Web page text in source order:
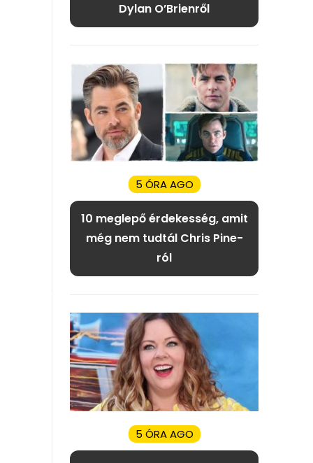
Dylan O’Brienről
5 ÓRA AGO
10 meglepő érdekesség, amit
még nem tudtál Chris Pine-
ról
5 ÓRA AGO